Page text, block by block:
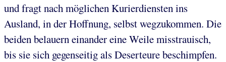
und fragt nach möglichen Kurierdiensten ins
Ausland, in der Hoffnung, selbst wegzukommen. Die
beiden belauern einander eine Weile misstrauisch,
bis sie sich gegenseitig als Deserteure beschimpfen.